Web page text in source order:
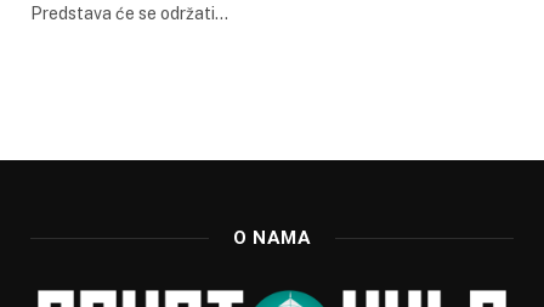
Predstava će se održati…
O NAMA